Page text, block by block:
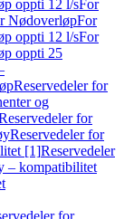
oppti 12 l/sFor
NødoverløpFor
oppti 12 l/sFor
oppti 25
Reservedeler for
og
for
Reservedeler for
[1]Reservedeler
– kompatibilitet
for